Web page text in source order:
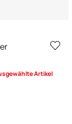
Artikel